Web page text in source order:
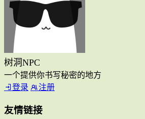
树洞NPC
一个提供你书写秘密的地方
登录
注册
友情链接